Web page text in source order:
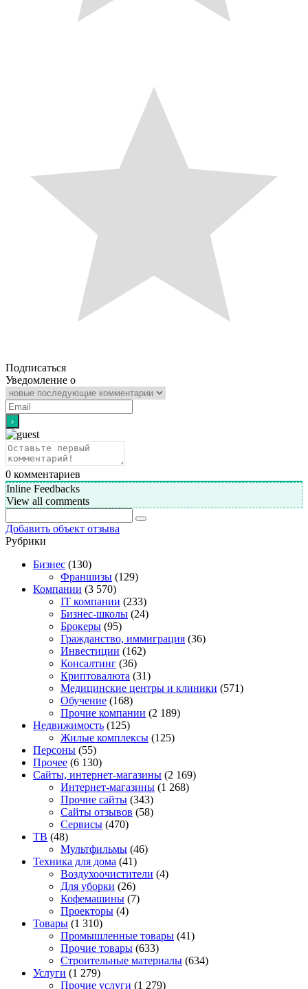
Подписаться
Уведомление о
0 комментариев
Inline Feedbacks
View all comments
Добавить объект отзыва
Рубрики
Бизнес (130)
Франшизы (129)
Компании (3 570)
IT компании (233)
Бизнес-школы (24)
Брокеры (95)
Гражданство, иммиграция (36)
Инвестиции (162)
Консалтинг (36)
Криптовалюта (31)
Медицинские центры и клиники (571)
Обучение (168)
Прочие компании (2 189)
Недвижимость (125)
Жилые комплексы (125)
Персоны (55)
Прочее (6 130)
Сайты, интернет-магазины (2 169)
Интернет-магазины (1 268)
Прочие сайты (343)
Сайты отзывов (58)
Сервисы (470)
ТВ (48)
Мультфильмы (46)
Техника для дома (41)
Воздухоочистители (4)
Для уборки (26)
Кофемашины (7)
Проекторы (4)
Товары (1 310)
Промышленные товары (41)
Прочие товары (633)
Строительные материалы (634)
Услуги (1 279)
Прочие услуги (1 279)